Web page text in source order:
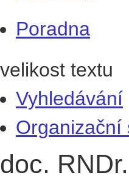
Poradna
velikost textu
Vyhledávání
Organizační
doc.